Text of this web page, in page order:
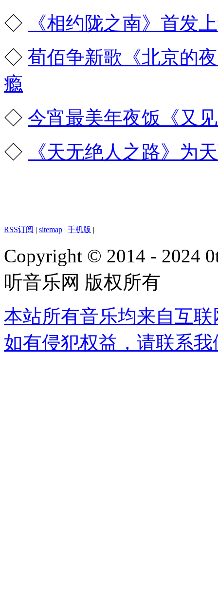
◇
《相约陇之南》首发
◇ 荀佰争新歌《北京的
瘾
◇ 今宵最美年夜饭《又
◇
《天无绝人之路》为
RSS订阅 | sitemap | 手机版 |
Copyright © 2014 - 2024
听音乐网 版权所有
本站所有音乐均来自互
如有侵犯权益，请联系